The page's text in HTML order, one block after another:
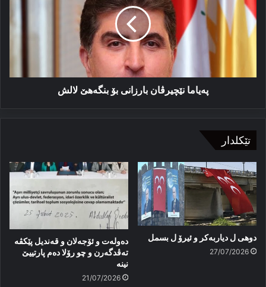
بۆ
بنگه‌هێ
لالش
په‌ياما نێچيرڤان بارزانى بۆ بنگه‌هێ لالش
تێکلدار
دوهی ل دیاربەکر و ئیرۆ ل بسمل
27/07/2026
دەولەت و ئۆجەلان و قەندیل پێکڤە
تەڤدگەرن و چو رۆلا دەم پارتییێ
نینە
21/07/2026